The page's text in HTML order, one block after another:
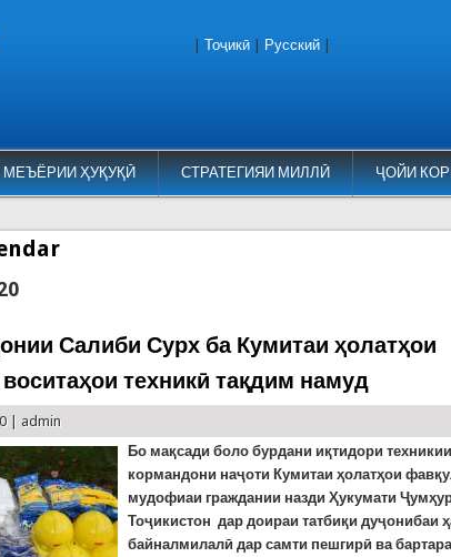
ҲУҚУҚӢ СТРАТЕГИЯИ МИЛЛӢ ҶОЙИ
Тоҷикӣ Русский
Салиби Сурх ба Кумитаи ҳолатҳои
техникӣ тақдим намуд
| admin
Бо мақсади боло бурдани иқтидори техникии
кормандони наҷоти Кумитаи ҳолатҳои
мудофиаи граждании назди Ҳукумати
Тоҷикистон дар доираи татбиқи дуҷонибаи
байналмилалӣ дар самти пешгирӣ ва